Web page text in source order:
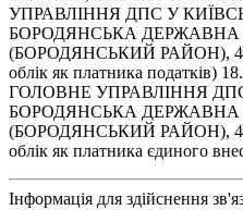
УПРАВЛІННЯ ДПС У
БОРОДЯНСЬКА ДЕРЖАВНА
(БОРОДЯНСЬКИЙ РАЙОН),
облік як платника податків)
ГОЛОВНЕ УПРАВЛІННЯ
БОРОДЯНСЬКА ДЕРЖАВНА
(БОРОДЯНСЬКИЙ РАЙОН),
облік як платника єдиного
Інформація для здійснення